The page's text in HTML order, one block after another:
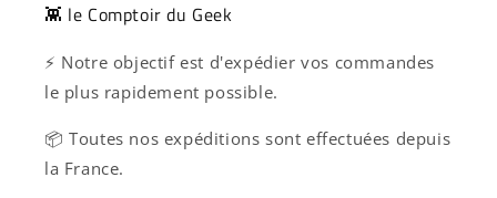
👾 le Comptoir du Geek
⚡ Notre objectif est d'expédier vos commandes
le plus rapidement possible.
📦 Toutes nos expéditions sont effectuées depuis
la France.